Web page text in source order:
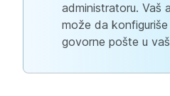
administratoru. Vaš
može da
govorne pošte u